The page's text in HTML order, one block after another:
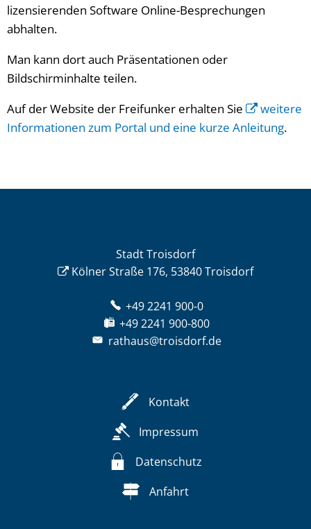
lizensierenden Software Online-Besprechungen
abhalten.
Man kann dort auch Präsentationen oder
Bildschirminhalte teilen.
Auf der Website der Freifunker erhalten Sie
weitere
Informationen zum Portal und eine kurze Anleitung.
Stadt Troisdorf
Kölner Straße 176, 53840 Troisdorf
+49 2241 900-0
+49 2241 900-800
rathaus@troisdorf.de
Kontakt
Impressum
Datenschutz
Anfahrt